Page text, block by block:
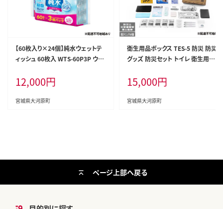
【60枚入り×24個】純水ウェットテ
ィッシュ 60枚入 WTS-60P3P ウェ
ーヤマ ノンアルコール 手指 口まわ
り 手拭き シート 純水 お出かけ 防
災
12,000円
宮城県大河原町
衛生用品ボックス TES-5 防災 防災
グッズ 防災セット トイレ 衛生用品
ヤマ 防災士監修 災害備蓄管理士
監修
15,000円
宮城県大河原町
ページ上部へ戻る